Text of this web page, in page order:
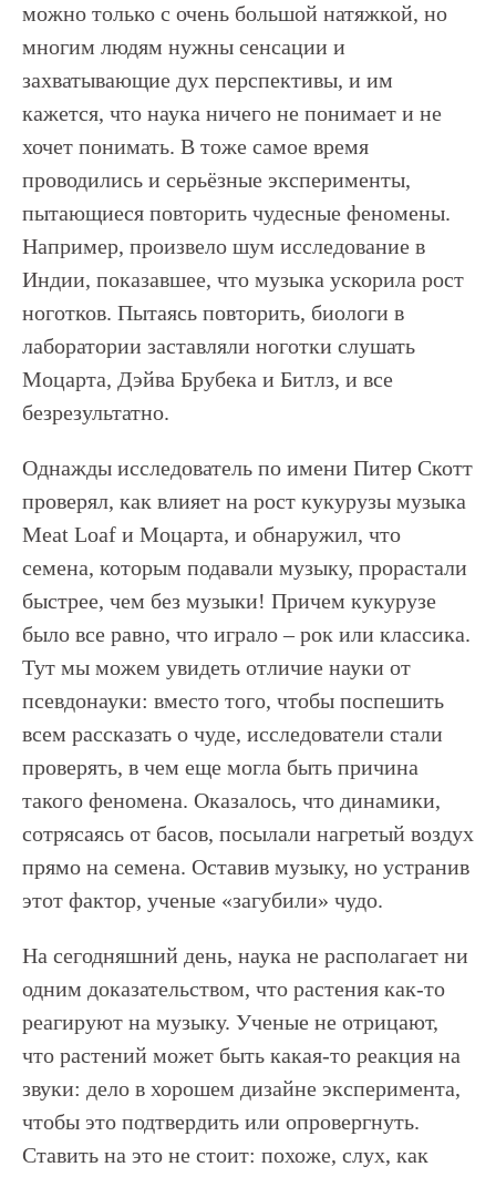
можно только с очень большой натяжкой, но
многим людям нужны сенсации и
захватывающие дух перспективы, и им
кажется, что наука ничего не понимает и не
хочет понимать. В тоже самое время
проводились и серьёзные эксперименты,
пытающиеся повторить чудесные феномены.
Например, произвело шум исследование в
Индии, показавшее, что музыка ускорила рост
ноготков. Пытаясь повторить, биологи в
лаборатории заставляли ноготки слушать
Моцарта, Дэйва Брубека и Битлз, и все
безрезультатно.
Однажды исследователь по имени Питер Скотт
проверял, как влияет на рост кукурузы музыка
Meat Loaf и Моцарта, и обнаружил, что
семена, которым подавали музыку, прорастали
быстрее, чем без музыки! Причем кукурузе
было все равно, что играло – рок или классика.
Тут мы можем увидеть отличие науки от
псевдонауки: вместо того, чтобы поспешить
всем рассказать о чуде, исследователи стали
проверять, в чем еще могла быть причина
такого феномена. Оказалось, что динамики,
сотрясаясь от басов, посылали нагретый воздух
прямо на семена. Оставив музыку, но устранив
этот фактор, ученые «загубили» чудо.
На сегодняшний день, наука не располагает ни
одним доказательством, что растения как-то
реагируют на музыку. Ученые не отрицают,
что растений может быть какая-то реакция на
звуки: дело в хорошем дизайне эксперимента,
чтобы это подтвердить или опровергнуть.
Ставить на это не стоит: похоже, слух, как